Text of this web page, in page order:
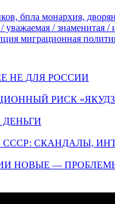
бпла монархия,
уважаемая / знаменитая /
миграционная
НЕ ДЛЯ РОССИИ
РИСК
ДЕНЬГИ
СССР: СКАНДАЛЫ,
НОВЫЕ —